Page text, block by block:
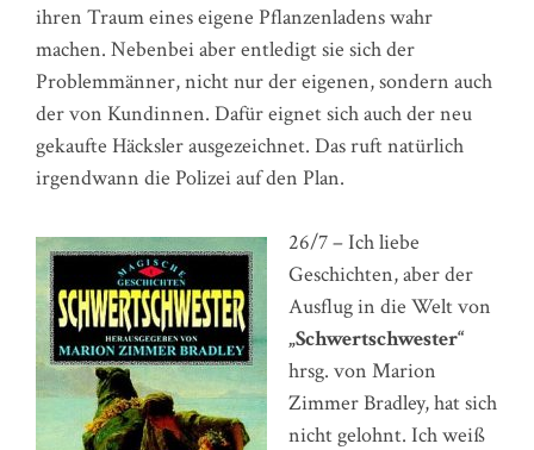
ihren Traum eines eigene Pflanzenladens wahr
machen. Nebenbei aber entledigt sie sich der
Problemmänner, nicht nur der eigenen, sondern auch
der von Kundinnen. Dafür eignet sich auch der neu
gekaufte Häcksler ausgezeichnet. Das ruft natürlich
irgendwann die Polizei auf den Plan.
26/7 – Ich liebe
Geschichten, aber der
Ausflug in die Welt von
„Schwertschwester“
hrsg. von Marion
Zimmer Bradley, hat sich
nicht gelohnt. Ich weiß